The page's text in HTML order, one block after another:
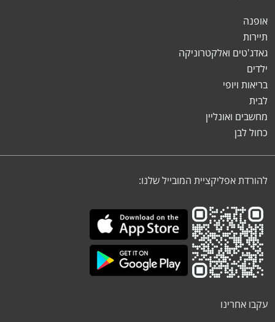
אופנה
תיירות
גאדג'טים ואלקטרוניקה
ילדים
בריאות ויופי
לבית
מחשבים ואונליין
כחול לבן
להורדת אפליקציית המובייל שלנו:
עקבו אחרינו